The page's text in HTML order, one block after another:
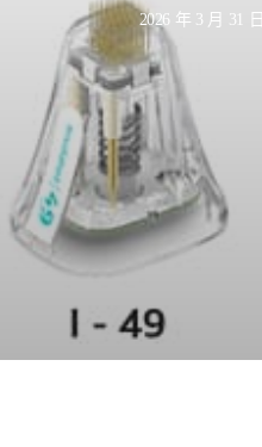
2026 年 3 月 31 日